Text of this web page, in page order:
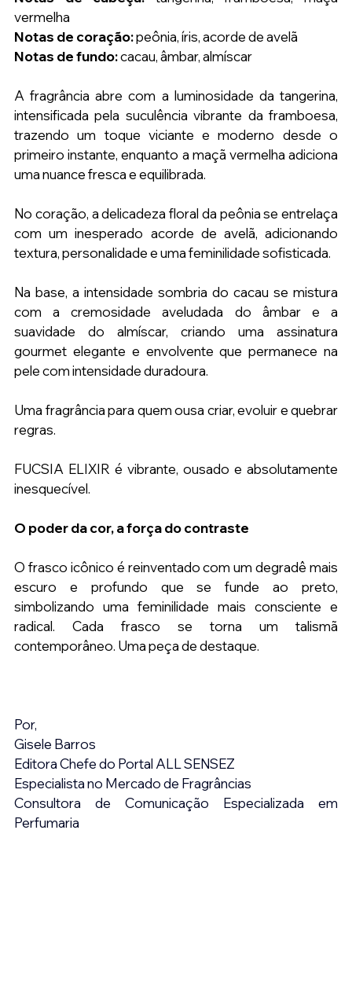
vermelha
Notas de coração: peônia, íris, acorde de avelã
Notas de fundo: cacau, âmbar, almíscar
A fragrância abre com a luminosidade da tangerina,
intensificada pela suculência vibrante da framboesa,
trazendo um toque viciante e moderno desde o
primeiro instante, enquanto a maçã vermelha adiciona
uma nuance fresca e equilibrada.
No coração, a delicadeza floral da peônia se entrelaça
com um inesperado acorde de avelã, adicionando
textura, personalidade e uma feminilidade sofisticada.
Na base, a intensidade sombria do cacau se mistura
com a cremosidade aveludada do âmbar e a
suavidade do almíscar, criando uma assinatura
gourmet elegante e envolvente que permanece na
pele com intensidade duradoura.
Uma fragrância para quem ousa criar, evoluir e quebrar
regras.
FUCSIA ELIXIR é vibrante, ousado e absolutamente
inesquecível.
O poder da cor, a força do contraste
O frasco icônico é reinventado com um degradê mais
escuro e profundo que se funde ao preto,
simbolizando uma feminilidade mais consciente e
radical. Cada frasco se torna um talismã
contemporâneo. Uma peça de destaque.
Por,
Gisele Barros
Editora Chefe do Portal ALL SENSEZ
Especialista no Mercado de Fragrâncias
Consultora de Comunicação Especializada em
Perfumaria